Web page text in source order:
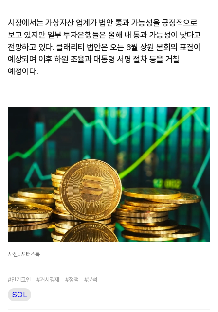
시장에서는 가상자산 업계가 법안 통과 가능성을 긍정적으로
보고 있지만 일부 투자은행들은 올해 내 통과 가능성이 낮다고
전망하고 있다. 클래리티 법안은 오는 6월 상원 본회의 표결이
예상되며 이후 하원 조율과 대통령 서명 절차 등을 거칠
예정이다.
사진=셔터스톡
#인기코인 #거시경제 #정책 #분석
SOL